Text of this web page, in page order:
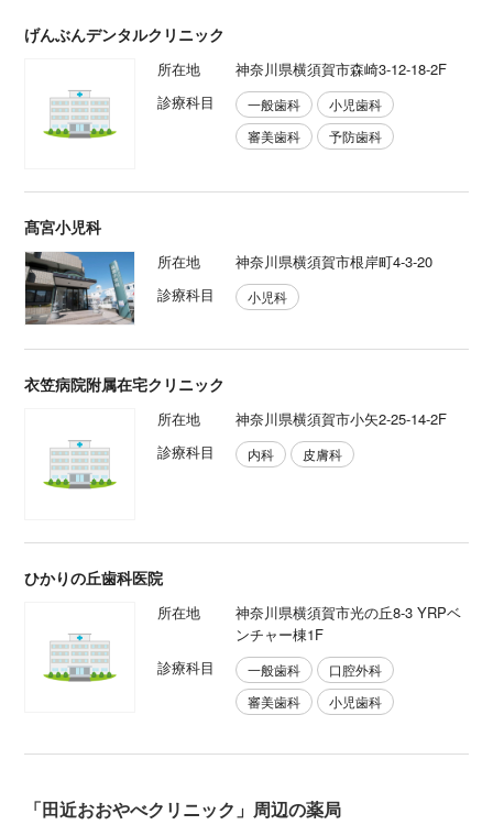
げんぶんデンタルクリニック
所在地
神奈川県横須賀市森崎3-12-18-2F
診療科目
一般歯科
小児歯科
審美歯科
予防歯科
髙宮小児科
所在地
神奈川県横須賀市根岸町4-3-20
診療科目
小児科
衣笠病院附属在宅クリニック
所在地
神奈川県横須賀市小矢2-25-14-2F
診療科目
内科 皮膚科
ひかりの丘歯科医院
所在地
神奈川県横須賀市光の丘8-3 YRPベ
ンチャー棟1F
診療科目
一般歯科
口腔外科
審美歯科
小児歯科
「田近おおやべクリニック」周辺の薬局